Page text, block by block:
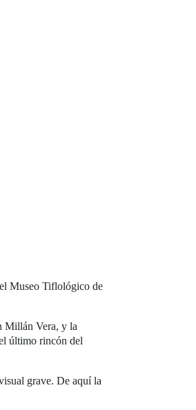
Museo Tiflológico de
Millán Vera, y la
último rincón del
grave. De aquí la